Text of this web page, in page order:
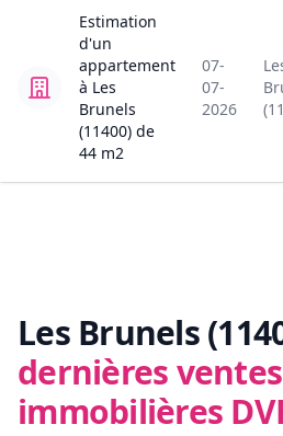
Estimation
d'un
appartement
à Les
Brunels
(11400) de
44 m2
07-
07-
2026
Les Brunels
dernières ventes
immobilières